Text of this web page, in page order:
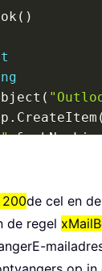
( )
(
. CreateItem (
&
de cel en
de regel